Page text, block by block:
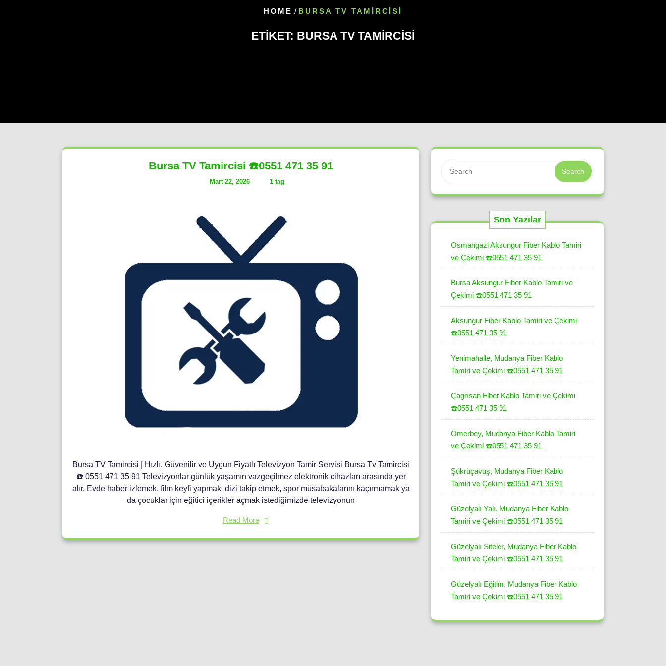
HOME / BURSA TV TAMIRCISI
ETIKET: BURSA TV TAMIRCISI
Bursa TV Tamircisi ☎️0551 471 35 91
Mart 22, 2026 1 tag
Bursa TV Tamircisi | Hızlı, Güvenilir ve Uygun Fiyatlı Televizyon Tamir Servisi Bursa Tv Tamircisi
☎️ 0551 471 35 91 Televizyonlar günlük yaşamın vazgeçilmez elektronik cihazları arasında yer
alır. Evde haber izlemek, film keyfi yapmak, dizi takip etmek, spor müsabakalarını kaçırmamak ya
da çocuklar için eğitici içerikler açmak istediğimizde televizyonun
Read More
Search
Son Yazılar
Osmangazi Aksungur Fiber Kablo Tamiri
ve Çekimi ☎️0551 471 35 91
Bursa Aksungur Fiber Kablo Tamiri ve
Çekimi ☎️0551 471 35 91
Aksungur Fiber Kablo Tamiri ve Çekimi
☎️0551 471 35 91
Yenimahalle, Mudanya Fiber Kablo
Tamiri ve Çekimi ☎️0551 471 35 91
Çagrısan Fiber Kablo Tamiri ve Çekimi
☎️0551 471 35 91
Ömerbey, Mudanya Fiber Kablo Tamiri
ve Çekimi ☎️0551 471 35 91
Şükrüçavuş, Mudanya Fiber Kablo
Tamiri ve Çekimi ☎️0551 471 35 91
Güzelyalı Yalı, Mudanya Fiber Kablo
Tamiri ve Çekimi ☎️0551 471 35 91
Güzelyalı Siteler, Mudanya Fiber Kablo
Tamiri ve Çekimi ☎️0551 471 35 91
Güzelyalı Eğitim, Mudanya Fiber Kablo
Tamiri ve Çekimi ☎️0551 471 35 91